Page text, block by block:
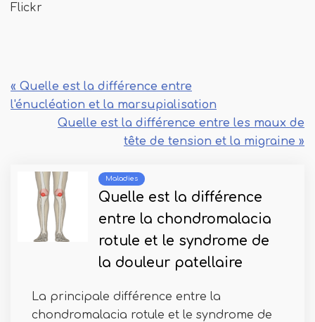
Flickr
« Quelle est la différence entre
l'énucléation et la marsupialisation
Quelle est la différence entre les maux de
tête de tension et la migraine »
Maladies
Quelle est la différence
entre la chondromalacia
rotule et le syndrome de
la douleur patellaire
La principale différence entre la
chondromalacia rotule et le syndrome de